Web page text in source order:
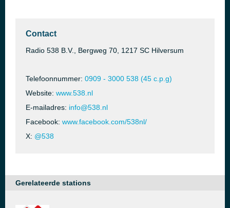
Contact
Radio 538 B.V., Bergweg 70, 1217 SC Hilversum
Telefoonnummer: 0909 - 3000 538 (45 c.p.g)
Website: www.538.nl
E-mailadres: info@538.nl
Facebook: www.facebook.com/538nl/
X: @538
Gerelateerde stations